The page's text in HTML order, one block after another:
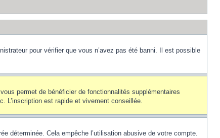
pour vérifier que vous n’avez pas été banni. Il est possible
permet de bénéficier de fonctionnalités supplémentaires
L’inscription est rapide et vivement conseillée.
déterminée. Cela empêche l’utilisation abusive de votre compte.